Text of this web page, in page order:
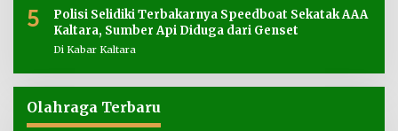
5
Polisi Selidiki Terbakarnya Speedboat Sekatak AAA
Kaltara, Sumber Api Diduga dari Genset
Di Kabar Kaltara
Olahraga Terbaru